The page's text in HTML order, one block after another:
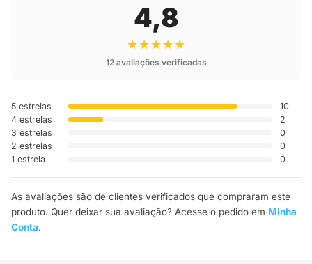
4,8
★★★★★
12 avaliações verificadas
5 estrelas
10
4 estrelas
2
3 estrelas
0
2 estrelas
0
1 estrela
0
As avaliações são de clientes verificados que compraram este
produto. Quer deixar sua avaliação? Acesse o pedido em Minha
Conta.